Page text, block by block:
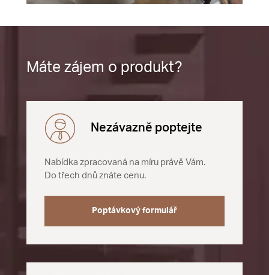
Máte zájem o produkt?
Nezávazně poptejte
Nabídka zpracovaná na míru právě Vám.
Do třech dnů znáte cenu.
Poptávkový formulář